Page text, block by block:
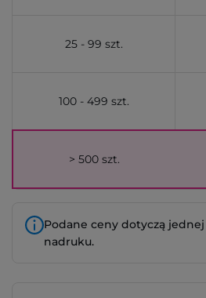
25 - 99 szt.
100 - 499 szt.
> 500 szt.
Podane ceny dotyczą
nadruku.